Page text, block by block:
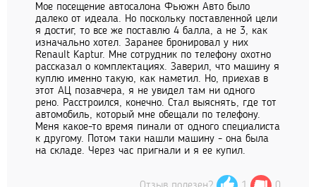
Мое посещение автосалона Фьюжн Авто было
далеко от идеала. Но поскольку поставленной цели
я достиг, то все же поставлю 4 балла, а не 3, как
изначально хотел. Заранее бронировал у них
Renault Kaptur. Мне сотрудник по телефону охотно
рассказал о комплектациях. Заверил, что машину я
куплю именно такую, как наметил. Но, приехав в
этот АЦ позавчера, я не увидел там ни одного
рено. Расстроился, конечно. Стал выяснять, где тот
автомобиль, который мне обещали по телефону.
Меня какое-то время пинали от одного специалиста
к другому. Потом таки нашли машину - она была
на складе. Через час пригнали и я ее купил.